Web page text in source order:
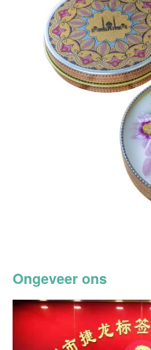
Ongeveer ons